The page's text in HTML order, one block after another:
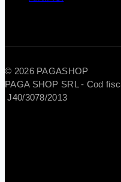
© 2026 PAGASHOP
PAGA SHOP SRL - Cod
J40/3078/2013